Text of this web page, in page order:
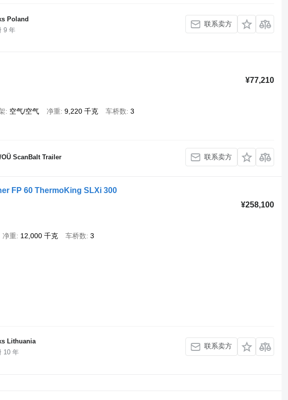
Poland
9年
联系卖方
¥77,210
空气/空气 净重 9,220 千克 车桥数 3
ScanBalt Trailer 联系卖方
FP 60 ThermoKing SLXi 300
¥258,100
净重 12,000 千克 车桥数 3
Lithuania
10年
联系卖方